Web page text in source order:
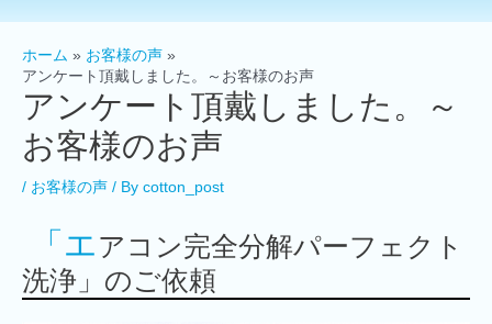
ホーム
お客様の声
アンケート頂戴しました。～お客様のお声
アンケート頂戴しました。～
お客様のお声
/ お客様の声 / By cotton_post
「エアコン完全分解パーフェクト
洗浄」のご依頼